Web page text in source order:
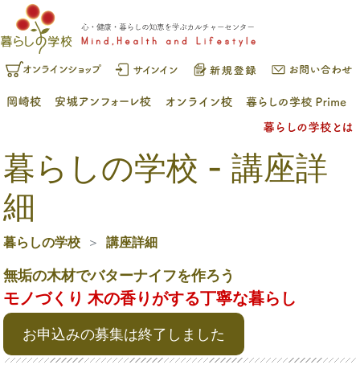
暮らしの学校 - 講座詳
細
暮らしの学校 講座詳細
無垢の木材でバターナイフを作ろう
モノづくり 木の香りがする丁寧な暮らし
お申込みの募集は終了しました